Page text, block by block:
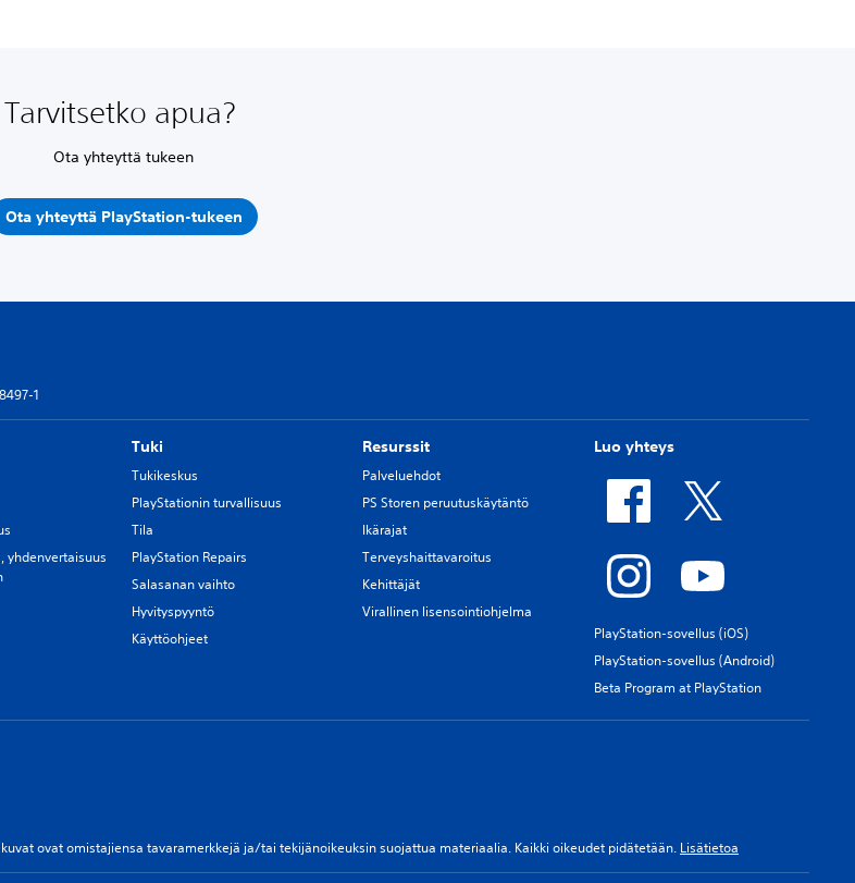
Tarvitsetko apua?
Ota yhteyttä tukeen
Ota yhteyttä PlayStation-tukeen
1
yhdenvertaisuus
Tuki
Tukikeskus
PlayStationin turvallisuus
Tila
PlayStation Repairs
Salasanan vaihto
Hyvityspyyntö
Käyttöohjeet
Resurssit
Palveluehdot
PS Storen peruutuskäytäntö
Ikärajat
Terveyshaittavaroitus
Kehittäjät
Virallinen lisensointiohjelma
Luo yhteys
PlayStation-sovellus (iOS)
PlayStation-sovellus (Android)
Beta Program at PlayStation
ovat omistajiensa tavaramerkkejä ja/tai tekijänoikeuksin suojattua materiaalia. Kaikki oikeudet pidätetään. Lisätietoa